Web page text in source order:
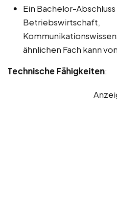
Ein Bachelor-
Betriebswirtschaft,
ähnlichen Fach kann
Technische Fähigkeiten: